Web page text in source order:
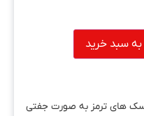
به سبد خرید
های ترمز به صورت جفتی